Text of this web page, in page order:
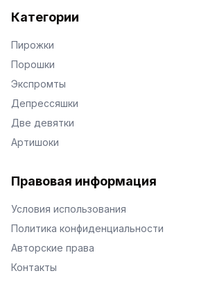
Категории
Пирожки
Порошки
Экспромты
Депрессяшки
Две девятки
Артишоки
Правовая информация
Условия использования
Политика конфиденциальности
Авторские права
Контакты